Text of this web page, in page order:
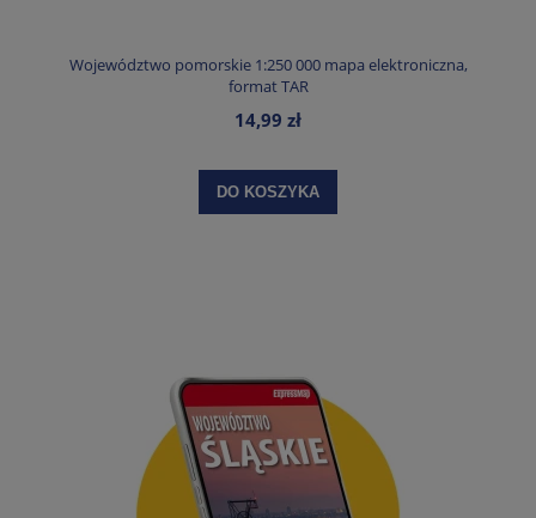
Województwo pomorskie 1:250 000 mapa elektroniczna,
format TAR
14,99 zł
DO KOSZYKA